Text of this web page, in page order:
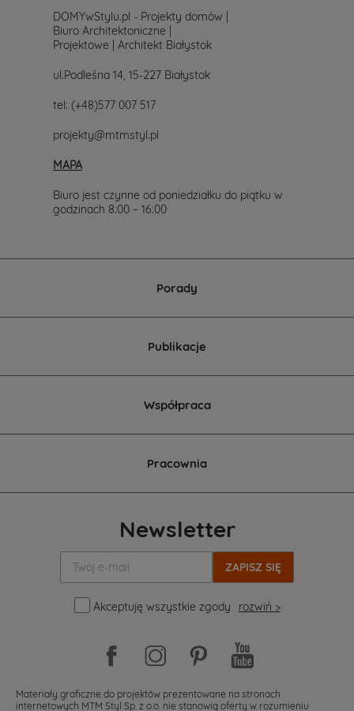
DOMYwStylu.pl - Projekty domów |
Biuro Architektoniczne |
Projektowe | Architekt Białystok
ul.Podleśna 14, 15-227 Białystok
tel: (+48)577 007 517
projekty@mtmstyl.pl
MAPA
Biuro jest czynne od poniedziałku do piątku w
godzinach 8:00 – 16:00
Porady
Publikacje
Współpraca
Pracownia
Newsletter
mail:
Akceptuję wszystkie zgody
rozwiń >
Materiały graficzne do projektów prezentowane na stronach
internetowych MTM Styl Sp. z o.o. nie stanowią oferty w rozumieniu